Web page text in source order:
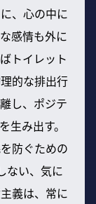
、心の中に
感情も外に
トイレット
的な排出行
し、ポジテ
生み出す。
防ぐための
ない、気に
義は、常に